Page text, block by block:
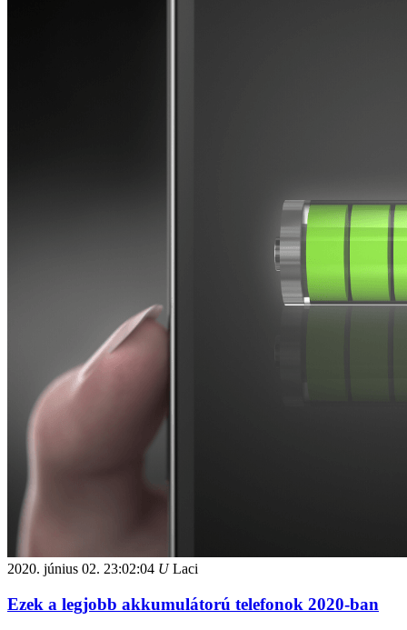
2020. június 02. 23:02:04 ULaci
Ezek a legjobb akkumulátorú telefonok 2020-ban